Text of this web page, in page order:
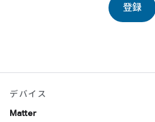
登録
デバイス
Matter